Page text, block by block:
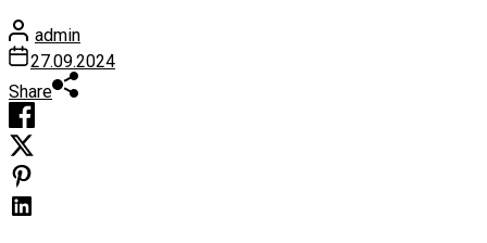
admin
27.09.2024
Share